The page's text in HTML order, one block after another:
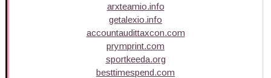
arxteamio.info
getalexio.info
accountaudittaxcon.com
prymprint.com
sportkeeda.org
besttimespend.com